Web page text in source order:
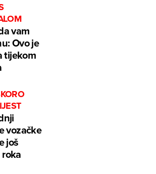
vam
Ovo je
tijekom
vozačke
još